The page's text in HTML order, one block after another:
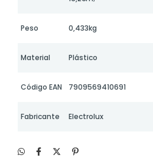
Peso 0,433kg
Material Plástico
Código EAN 7909569410691
Fabricante Electrolux